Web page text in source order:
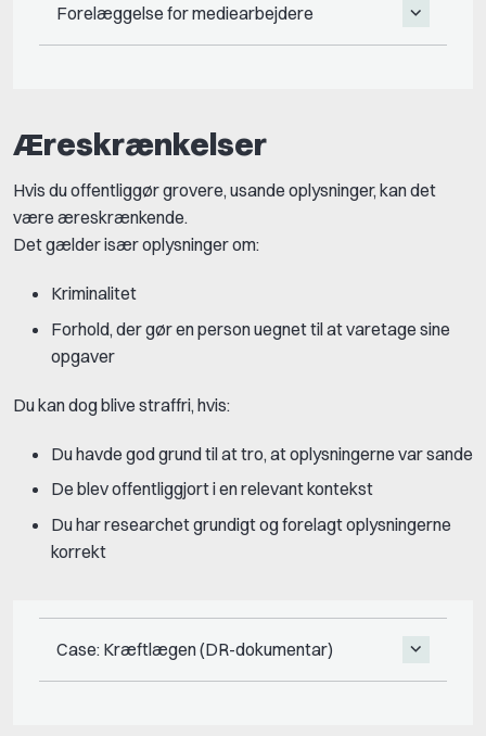
Forelæggelse for mediearbejdere
Æreskrænkelser
Hvis du offentliggør grovere, usande oplysninger, kan det
være æreskrænkende.
Det gælder især oplysninger om:
Kriminalitet
Forhold, der gør en person uegnet til at varetage sine
opgaver
Du kan dog blive straffri, hvis:
Du havde god grund til at tro, at oplysningerne var sande
De blev offentliggjort i en relevant kontekst
Du har researchet grundigt og forelagt oplysningerne
korrekt
Case: Kræftlægen (DR-dokumentar)